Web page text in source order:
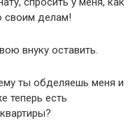
своим делам!
внуку оставить.
ты обделяешь меня и
есть